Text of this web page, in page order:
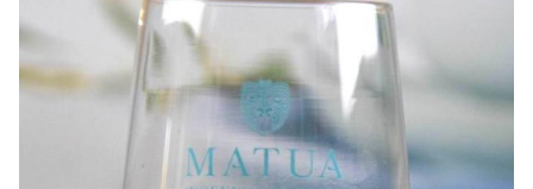
Τροποποιημένο 2400 κομμάτια
Χρονοδιάγραμμα 30 ημέρες